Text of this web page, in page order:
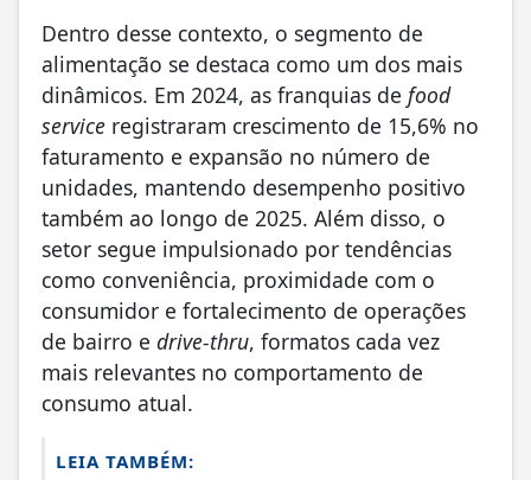
Dentro desse contexto, o segmento de
alimentação se destaca como um dos mais
dinâmicos. Em 2024, as franquias de food
service registraram crescimento de 15,6% no
faturamento e expansão no número de
unidades, mantendo desempenho positivo
também ao longo de 2025. Além disso, o
setor segue impulsionado por tendências
como conveniência, proximidade com o
consumidor e fortalecimento de operações
de bairro e drive-thru, formatos cada vez
mais relevantes no comportamento de
consumo atual.
LEIA TAMBÉM: